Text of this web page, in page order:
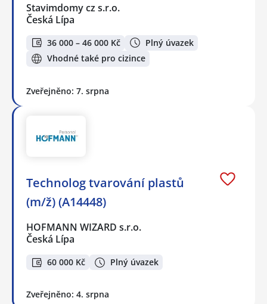
Stavimdomy cz s.r.o.
Česká Lípa
36 000 – 46 000 Kč
Plný úvazek
Vhodné také pro cizince
Zveřejněno: 7. srpna
Technolog tvarování plastů
(m/ž) (A14448)
HOFMANN WIZARD s.r.o.
Česká Lípa
60 000 Kč Plný úvazek
Zveřejněno: 4. srpna